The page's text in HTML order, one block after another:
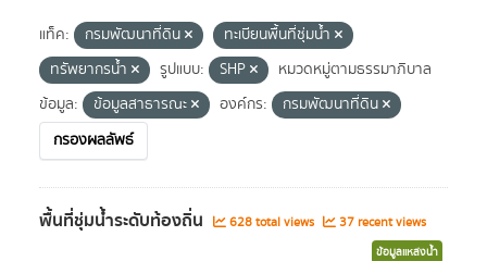
แท็ค: กรมพัฒนาที่ดิน
ทะเบียนพื้นที่ชุ่มน้ำ
ทรัพยากรน้ำ
รูปแบบ: SHP
หมวดหมู่ตามธรรมาภิบาล
ข้อมูล:
ข้อมูลสาธารณะ องค์กร:
กรมพัฒนาที่ดิน
กรองผลลัพธ์
พื้นที่ชุ่มน้ำระดับท้องถิ่น 628 total views 37 recent views
ข้อมูลแหล่งน้ำ